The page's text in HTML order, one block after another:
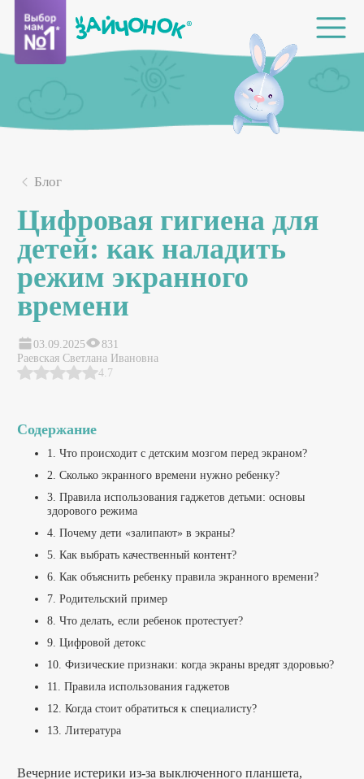
Блог
Цифровая гигиена для
детей: как наладить
режим экранного
времени
03.09.2025
831
Раевская Светлана Ивановна
4.7
Содержание
1. Что происходит с детским мозгом перед экраном?
2. Сколько экранного времени нужно ребенку?
3. Правила использования гаджетов детьми: основы
здорового режима
4. Почему дети «залипают» в экраны?
5. Как выбрать качественный контент?
6. Как объяснить ребенку правила экранного времени?
7. Родительский пример
8. Что делать, если ребенок протестует?
9. Цифровой детокс
10. Физические признаки: когда экраны вредят здоровью?
11. Правила использования гаджетов
12. Когда стоит обратиться к специалисту?
13. Литература
Вечерние истерики из-за выключенного планшета,